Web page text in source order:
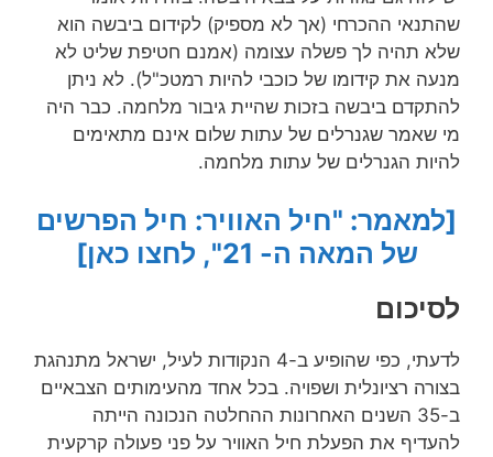
שהתנאי ההכרחי (אך לא מספיק) לקידום ביבשה הוא
שלא תהיה לך פשלה עצומה (אמנם חטיפת שליט לא
מנעה את קידומו של כוכבי להיות רמטכ"ל). לא ניתן
להתקדם ביבשה בזכות שהיית גיבור מלחמה. כבר היה
מי שאמר שגנרלים של עתות שלום אינם מתאימים
להיות הגנרלים של עתות מלחמה.
[למאמר: "חיל האוויר: חיל הפרשים
של המאה ה- 21", לחצו כאן]
לסיכום
לדעתי, כפי שהופיע ב-4 הנקודות לעיל, ישראל מתנהגת
בצורה רציונלית ושפויה. בכל אחד מהעימותים הצבאיים
ב-35 השנים האחרונות ההחלטה הנכונה הייתה
להעדיף את הפעלת חיל האוויר על פני פעולה קרקעית